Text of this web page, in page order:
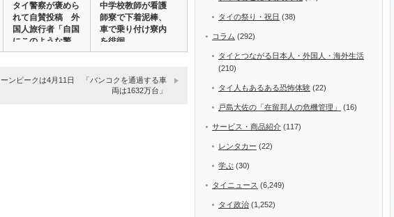
タイ警察が褒めら
れて自賛投稿 外
国人旅行者「自国
にこのような警
官…
中学校教師が看護
師寮で下着泥棒、
車で乗り付け寮内
を徘徊
ンピークは4月11日 「バンコクを通過する車
両は1632万台」
タイの祭り・祝日 (38)
コラム (292)
タイとつながる日本人・外国人・海外生活
(210)
タイ人もあるある恐怖体験 (22)
戸島大佐の「在留邦人の危機管理」 (16)
サービス・商品紹介 (117)
レンタカー (22)
学ぶ (30)
タイニュース (6,249)
タイ政治 (1,252)